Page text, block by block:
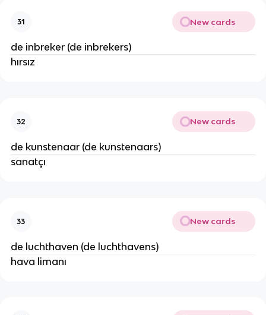
31 New cards
de inbreker (de inbrekers)
hırsız
32 New cards
de kunstenaar (de kunstenaars)
sanatçı
33 New cards
de luchthaven (de luchthavens)
hava limanı